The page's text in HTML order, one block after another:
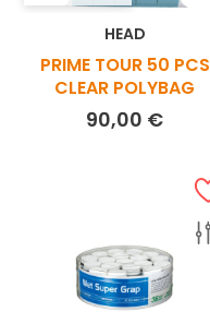
HEAD
PRIME TOUR 50 PCS
CLEAR POLYBAG
90,00 €Prix